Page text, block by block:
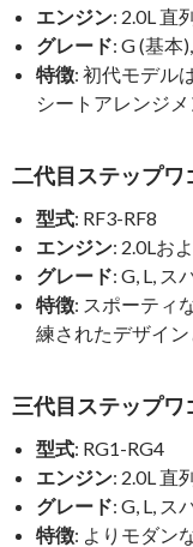
エンジン: 2.0L 直
グレード: G (基本
特徴: 初代モデル
シートアレンジメ
二代目ステップワ
型式: RF3-RF8
エンジン: 2.0Lお
グレード: G, L, ス
特徴: スポーティ
練されたデザイン
三代目ステップワ
型式: RG1-RG4
エンジン: 2.0L 直
グレード: G, L, ス
特徴: よりモダン